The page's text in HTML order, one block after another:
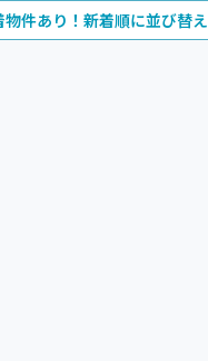
物件あり！新着順に並び替え